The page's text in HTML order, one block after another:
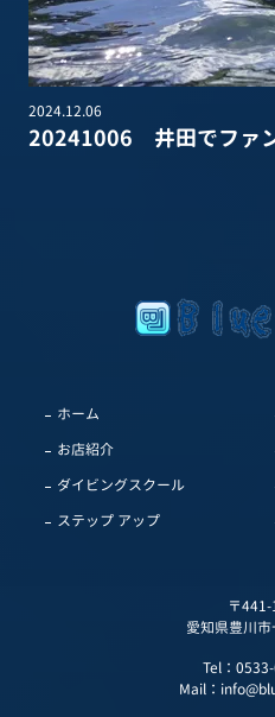
2024.12.06
20241006 井田でファ
ホーム
お店紹介
ダイビングスクール
ステップ アップ
〒
愛知県豊川
Tel：
Mail：